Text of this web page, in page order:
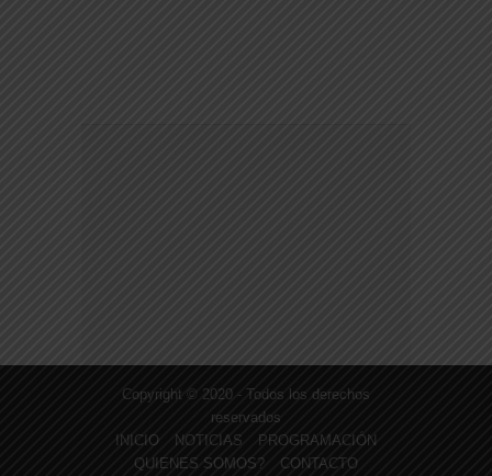
Copyright © 2020 - Todos los derechos
reservados
INICIO
NOTICIAS
PROGRAMACIÓN
QUIENES SOMOS?
CONTACTO